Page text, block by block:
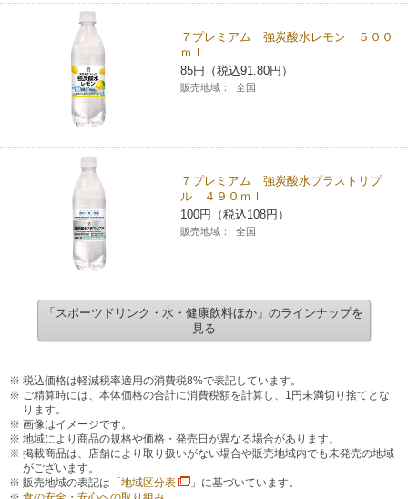
７プレミアム 強炭酸水レモン ５００
ｍｌ
85円（税込91.80円）
販売地域： 全国
７プレミアム 強炭酸水プラストリプ
ル ４９０ｍｌ
100円（税込108円）
販売地域： 全国
「スポーツドリンク・水・健康飲料ほか」のラインナップを
見る
税込価格は軽減税率適用の消費税8%で表記しています。
ご精算時には、本体価格の合計に消費税額を計算し、1円未満切り捨てとな
ります。
画像はイメージです。
地域により商品の規格や価格・発売日が異なる場合があります。
掲載商品は、店舗により取り扱いがない場合や販売地域内でも未発売の地域
がございます。
販売地域の表記は「 地域区分表
」に基づいています。